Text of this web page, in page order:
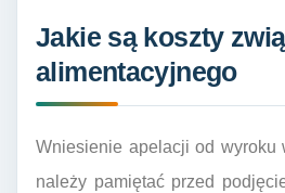
Jakie są koszty
alimentacyjnego
Wniesienie apelacji od wyroku
należy pamiętać przed